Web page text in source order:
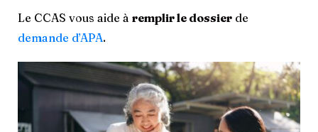
Le CCAS vous aide à remplir le dossier de
demande d’APA.